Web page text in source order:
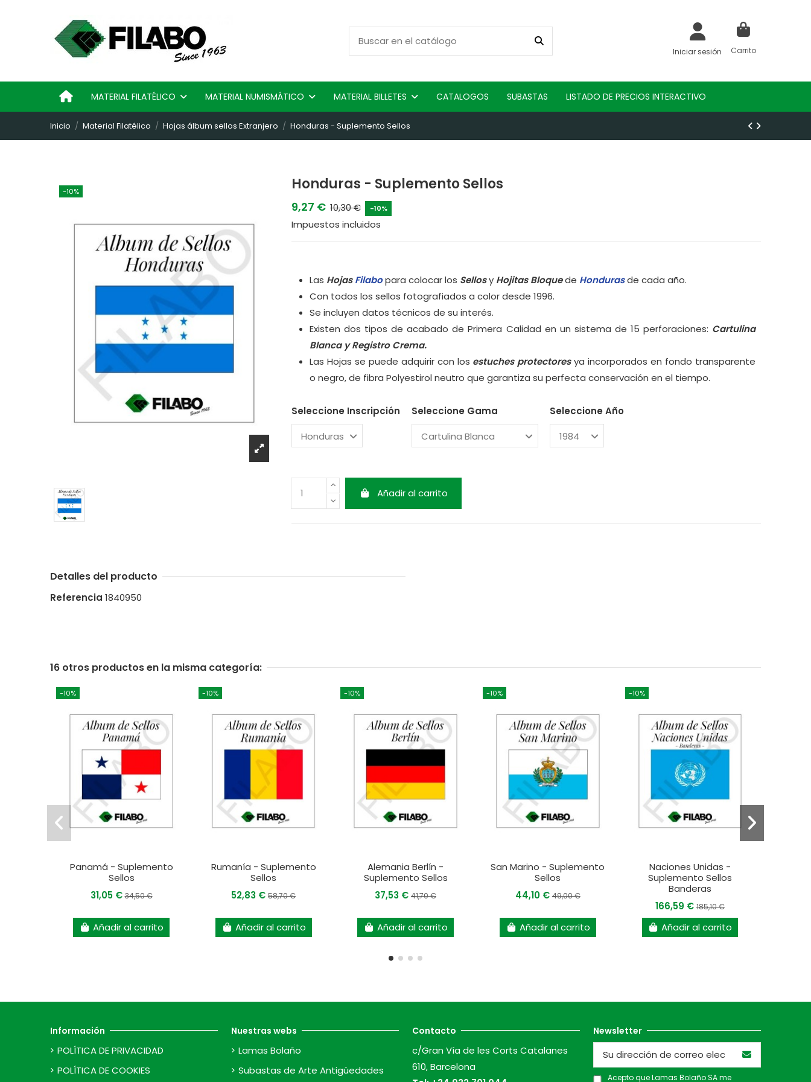
Iniciar sesión Carrito
MATERIAL FILATÉLICO MATERIAL NUMISMÁTICO MATERIAL BILLETES CATALOGOS SUBASTAS LISTADO DE PRECIOS INTERACTIVO
Inicio Material Filatélico Hojas álbum sellos Extranjero Honduras - Suplemento Sellos
-10% Honduras - Suplemento Sellos
9,27 € 10,30 € -10%
Impuestos incluidos
Las HojasFilabopara colocar los Sellosy Hojitas Bloquede Hondurasde cada año.
Con todos los sellos fotografiados a color desde 1996.
Se incluyen datos técnicos de su interés.
Existen dos tipos de acabado de Primera Calidad en un sistema de 15 perforaciones: Cartulina
Blanca yRegistro Crema.
Las Hojas se puede adquirir con los estuches protectoresya incorporados en fondo transparente
o negro, de fibra Polyestirol neutro que garantiza su perfecta conservación en el tiempo.
Seleccione Inscripción Seleccione Gama Seleccione Año
Añadir al carrito
Detalles del producto
Referencia 1840950
16 otros productos en la misma categoría:
-10%
Panamá - Suplemento
Sellos
31,05 €34,50 €
Añadir al carrito
-10%
Rumanía - Suplemento
Sellos
52,83 €58,70 €
Añadir al carrito
-10%
Alemania Berlín -
Suplemento Sellos
37,53 €41,70 €
Añadir al carrito
-10%
San Marino - Suplemento
Sellos
44,10 €49,00 €
Añadir al carrito
-10%
Naciones Unidas -
Suplemento Sellos
Banderas
166,59 € 185,10 €
Añadir al carrito
Información
POLÍTICA DE PRIVACIDAD
POLÍTICA DE COOKIES
Nuestras webs
Lamas Bolaño
Subastas de Arte Antigüedades
Contacto
c/Gran Vía de les Corts Catalanes
610, Barcelona
Newsletter
Acepto que Lamas Bolaño SA me